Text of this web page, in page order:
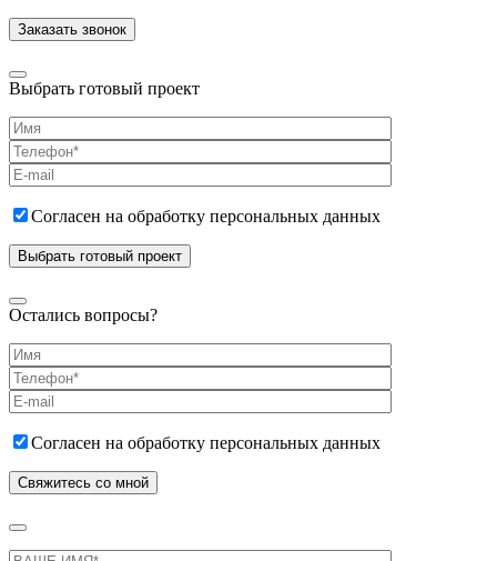
Выбрать готовый проект
Согласен на обработку персональных данных
Остались вопросы?
Согласен на обработку персональных данных